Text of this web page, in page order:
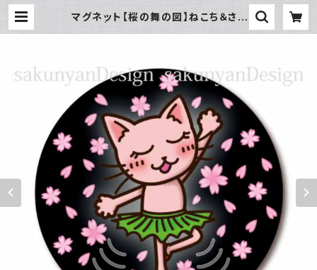
マグネット【桜の舞の図】ねこち＆さく